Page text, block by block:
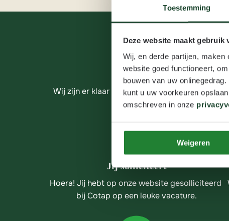
Toestemming
Deze website maakt gebruik
Wij, en derde partijen,
website goed functioneert,
bouwen van uw
kunt u uw voorkeuren
omschreven in onze
Weigeren
Wij zijn er klaar voor, en jij? Tijdens het
Jij solliciteert
Hoera! Jij hebt op onze website gesolliciteerd
bij Cotap op een leuke vacature.